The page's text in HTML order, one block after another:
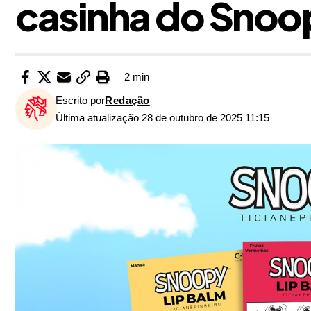
casinha do
Última atualização 28 de outubro de 2025 11:15
Escrito porRedação
2 min